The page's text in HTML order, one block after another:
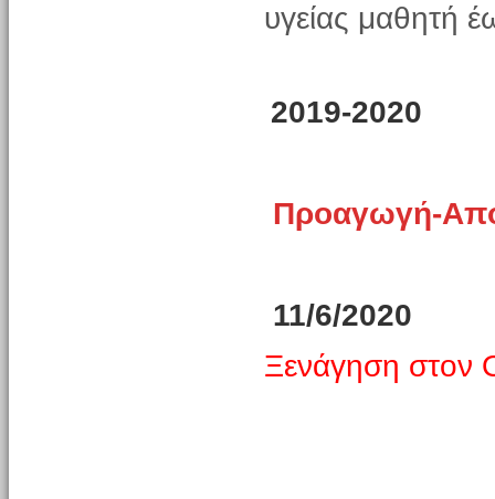
υγείας μαθητή
2019-2020
Προαγωγή-
11/6/2020
Ξενάγηση στον